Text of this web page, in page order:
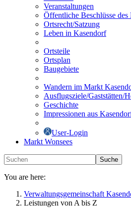
Veranstaltungen
Öffentliche Beschlüsse des
Ortsrecht/Satzung
Leben in Kasendorf
Ortsteile
Ortsplan
Baugebiete
Wandern im Markt
Ausflugsziele/Gaststätten/
Geschichte
Impressionen aus
User-Login
Markt Wonsees
Suche
You are here:
Verwaltungsgemeinschaft
Leistungen von A bis Z